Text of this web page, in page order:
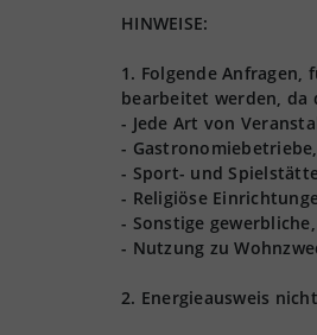
HINWEISE:
1. Folgende
bearbeitet werden, da
- Jede Art von
-
- Sport- und
- Religiöse
- Sonstige
- Nutzung zu
2. Energieausweis